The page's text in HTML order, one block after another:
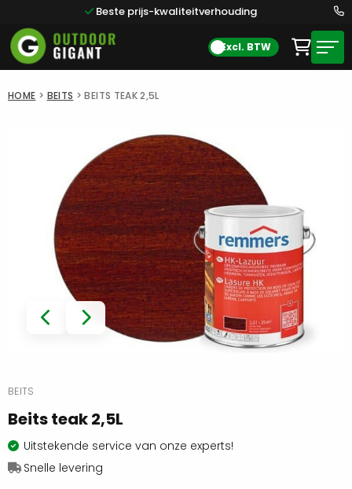
Beste prijs-kwaliteitverhouding
Excl. BTW
HOME > BEITS >BEITS TEAK 2,5L
BEITS
Beits teak 2,5L
Uitstekende service van onze experts!
Snelle levering